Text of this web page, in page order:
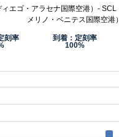
ィエゴ・アラセナ国際空港）- SCL
メリノ・ベニテス国際空港）
刻率
到着：定刻率
100%